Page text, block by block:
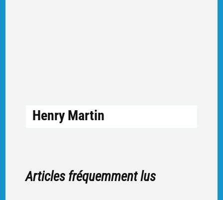
Henry Martin
Articles fréquemment lus